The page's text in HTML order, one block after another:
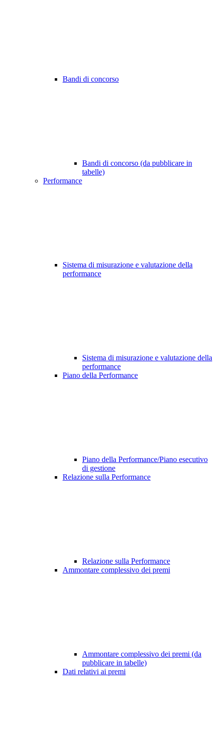
Bandi di concorso
Bandi di concorso (da pubblicare in
tabelle)
Performance
Sistema di misurazione e valutazione della
performance
Sistema di misurazione e valutazione della
performance
Piano della Performance
Piano della Performance/Piano esecutivo
di gestione
Relazione sulla Performance
Relazione sulla Performance
Ammontare complessivo dei premi
Ammontare complessivo dei premi (da
pubblicare in tabelle)
Dati relativi ai premi